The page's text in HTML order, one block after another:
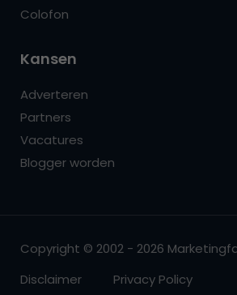
Colofon
Kansen
Adverteren
Partners
Vacatures
Blogger worden
Copyright © 2002 - 2026
Disclaimer
Privacy Policy